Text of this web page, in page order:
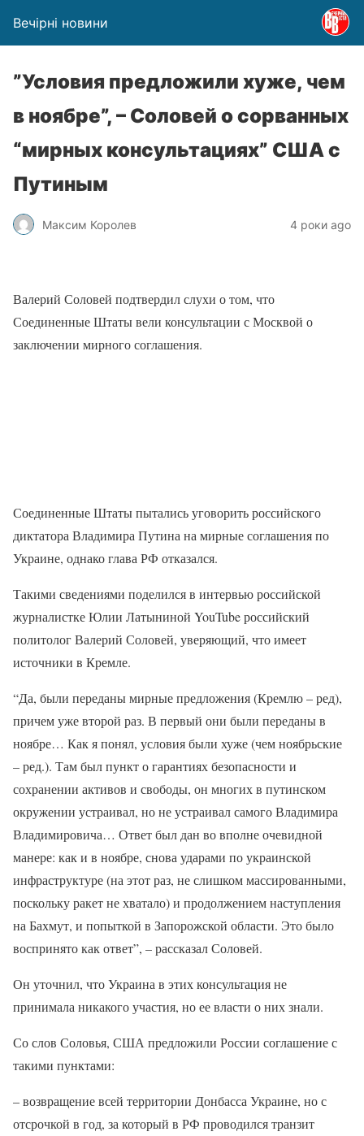
Вечірні новини
​”Условия предложили хуже, чем
в ноябре”, – Соловей о сорванных
“мирных консультациях” США с
Путиным
Максим Королев 4 роки ago
Валерий Соловей подтвердил слухи о том, что
Соединенные Штаты вели консультации с Москвой о
заключении мирного соглашения.
Соединенные Штаты пытались уговорить российского
диктатора Владимира Путина на мирные соглашения по
Украине, однако глава РФ отказался.
Такими сведениями поделился в интервью российской
журналистке Юлии Латыниной YouTube российский
политолог Валерий Соловей, уверяющий, что имеет
источники в Кремле.
“Да, были переданы мирные предложения (Кремлю – ред),
причем уже второй раз. В первый они были переданы в
ноябре… Как я понял, условия были хуже (чем ноябрьские
– ред.). Там был пункт о гарантиях безопасности и
сохранении активов и свободы, он многих в путинском
окружении устраивал, но не устраивал самого Владимира
Владимировича… Ответ был дан во вполне очевидной
манере: как и в ноябре, снова ударами по украинской
инфраструктуре (на этот раз, не слишком массированными,
поскольку ракет не хватало) и продолжением наступления
на Бахмут, и попыткой в Запорожской области. Это было
воспринято как ответ”, – рассказал Соловей.
Он уточнил, что Украина в этих консультация не
принимала никакого участия, но ее власти о них знали.
Со слов Соловья, США предложили России соглашение с
такими пунктами:
– возвращение всей территории Донбасса Украине, но с
отсрочкой в год, за который в РФ проводился транзит